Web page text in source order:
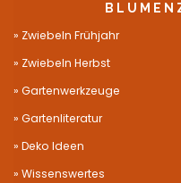
Zwiebeln Frühjahr
Zwiebeln Herbst
Gartenwerkzeuge
Gartenliteratur
Deko Ideen
Wissenswertes